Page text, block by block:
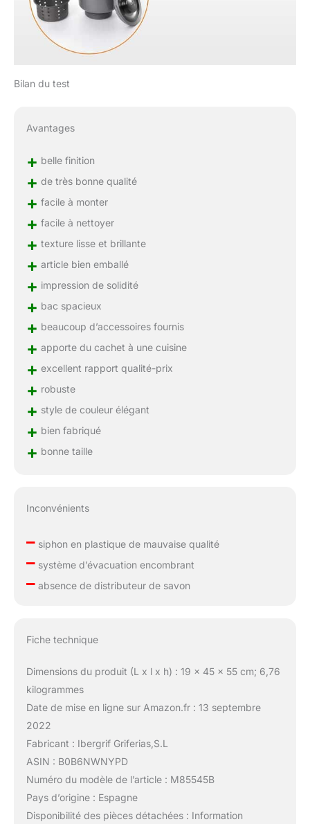
Bilan du test
Avantages
+ belle finition
+ de très bonne qualité
+ facile à monter
+ facile à nettoyer
+ texture lisse et brillante
+ article bien emballé
+ impression de solidité
+ bac spacieux
+ beaucoup d’accessoires fournis
+ apporte du cachet à une cuisine
+ excellent rapport qualité-prix
+ robuste
+ style de couleur élégant
+ bien fabriqué
+ bonne taille
Inconvénients
–siphon en plastique de mauvaise qualité
–système d’évacuation encombrant
–absence de distributeur de savon
Fiche technique
Dimensions du produit (L x l x h) : 19 x 45 x 55 cm; 6,76
kilogrammes
Date de mise en ligne sur Amazon.fr : 13 septembre
2022
Fabricant : Ibergrif Griferias,S.L
ASIN : B0B6NWNYPD
Numéro du modèle de l’article : M85545B
Pays d’origine : Espagne
Disponibilité des pièces détachées : Information